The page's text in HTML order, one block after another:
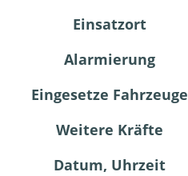
Einsatzort
Alarmierung
Eingesetze Fahrzeuge
Weitere Kräfte
Datum, Uhrzeit